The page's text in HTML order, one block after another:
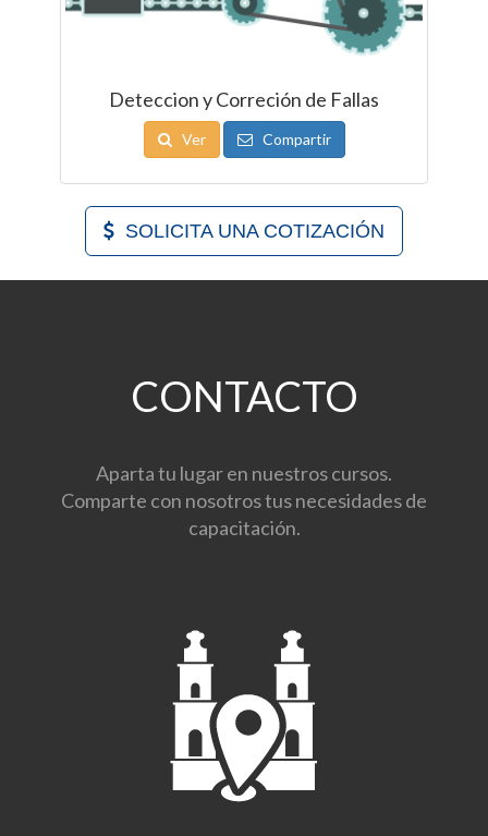
Deteccion y Correción de Fallas
Ver Compartir
SOLICITA UNA COTIZACIÓN
CONTACTO
Aparta tu lugar en nuestros cursos.
Comparte con nosotros tus necesidades de
capacitación.